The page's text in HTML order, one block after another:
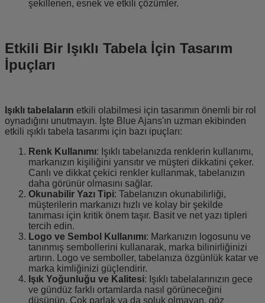
şekillenen, esnek ve etkili çözümler.
Etkili Bir Işıklı Tabela İçin Tasarım
İpuçları
Işıklı tabelaların etkili olabilmesi için tasarımın önemli bir rol
oynadığını unutmayın. İşte Blue Ajans'ın uzman ekibinden
etkili ışıklı tabela tasarımı için bazı ipuçları:
Renk Kullanımı: Işıklı tabelanızda renklerin kullanımı,
markanızın kişiliğini yansıtır ve müşteri dikkatini çeker.
Canlı ve dikkat çekici renkler kullanmak, tabelanızın
daha görünür olmasını sağlar.
Okunabilir Yazı Tipi: Tabelanızın okunabilirliği,
müşterilerin markanızı hızlı ve kolay bir şekilde
tanıması için kritik önem taşır. Basit ve net yazı tipleri
tercih edin.
Logo ve Sembol Kullanımı: Markanızın logosunu ve
tanınmış sembollerini kullanarak, marka bilinirliğinizi
artırın. Logo ve semboller, tabelanıza özgünlük katar ve
marka kimliğinizi güçlendirir.
Işık Yoğunluğu ve Kalitesi: Işıklı tabelalarınızın gece
ve gündüz farklı ortamlarda nasıl görüneceğini
düşünün. Çok parlak ya da soluk olmayan, göz